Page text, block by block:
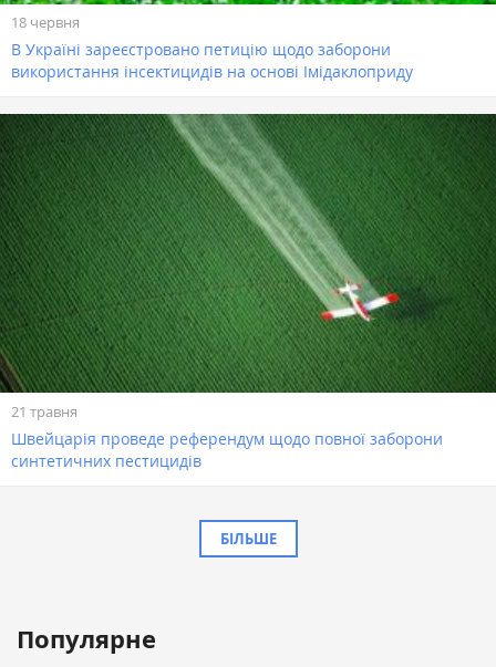
18 червня
В Україні зареєстровано петицію щодо заборони
використання інсектицидів на основі Імідаклоприду
21 травня
Швейцарія проведе референдум щодо повної заборони
синтетичних пестицидів
БІЛЬШЕ
Популярне